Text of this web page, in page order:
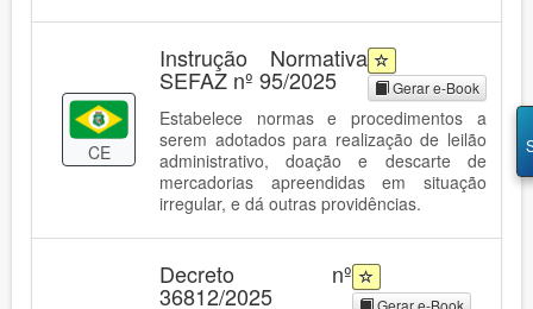
CE
Instrução Normativa
SEFAZ nº 95/2025 Gerar e-Book
Estabelece normas e procedimentos a
serem adotados para realização de leilão
administrativo, doação e descarte de
mercadorias apreendidas em situação
irregular, e dá outras providências.
Decreto nº
36812/2025 Gerar e-Book